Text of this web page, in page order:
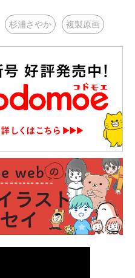
杉浦さやか 複製原画